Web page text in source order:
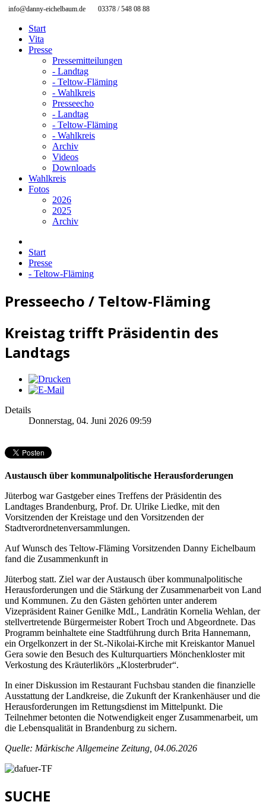
info@danny-eichelbaum.de 03378 / 548 08 88
Start
Vita
Presse
Pressemitteilungen
- Landtag
- Teltow-Fläming
- Wahlkreis
Presseecho
- Landtag
- Teltow-Fläming
- Wahlkreis
Archiv
Videos
Downloads
Wahlkreis
Fotos
2026
2025
Archiv
Start
Presse
- Teltow-Fläming
Presseecho / Teltow-Fläming
Kreistag trifft Präsidentin des
Landtags
Details
Donnerstag, 04. Juni 2026 09:59
Austausch über kommunalpolitische Herausforderungen
Jüterbog war Gastgeber eines Treffens der Präsidentin des
Landtages Brandenburg, Prof. Dr. Ulrike Liedke, mit den
Vorsitzenden der Kreistage und den Vorsitzenden der
Stadtverordnetenversammlungen.
Auf Wunsch des Teltow-Fläming Vorsitzenden Danny Eichelbaum
fand die Zusammenkunft in
Jüterbog statt. Ziel war der Austausch über kommunalpolitische
Herausforderungen und die Stärkung der Zusammenarbeit von Land
und Kommunen. Zu den Gästen gehörten unter anderem
Vizepräsident Rainer Genilke MdL, Landrätin Kornelia Wehlan, der
stellvertretende Bürgermeister Robert Troch und Abgeordnete. Das
Programm beinhaltete eine Stadtführung durch Brita Hannemann,
ein Orgelkonzert in der St.-Nikolai-Kirche mit Kreiskantor Manuel
Gera sowie den Besuch des Kulturquartiers Mönchenkloster mit
Verkostung des Kräuterlikörs „Klosterbruder“.
In einer Diskussion im Restaurant Fuchsbau standen die finanzielle
Ausstattung der Landkreise, die Zukunft der Krankenhäuser und die
Herausforderungen im Rettungsdienst im Mittelpunkt. Die
Teilnehmer betonten die Notwendigkeit enger Zusammenarbeit, um
die Lebensqualität in Brandenburg zu sichern.
Quelle: Märkische Allgemeine Zeitung, 04.06.2026
SUCHE